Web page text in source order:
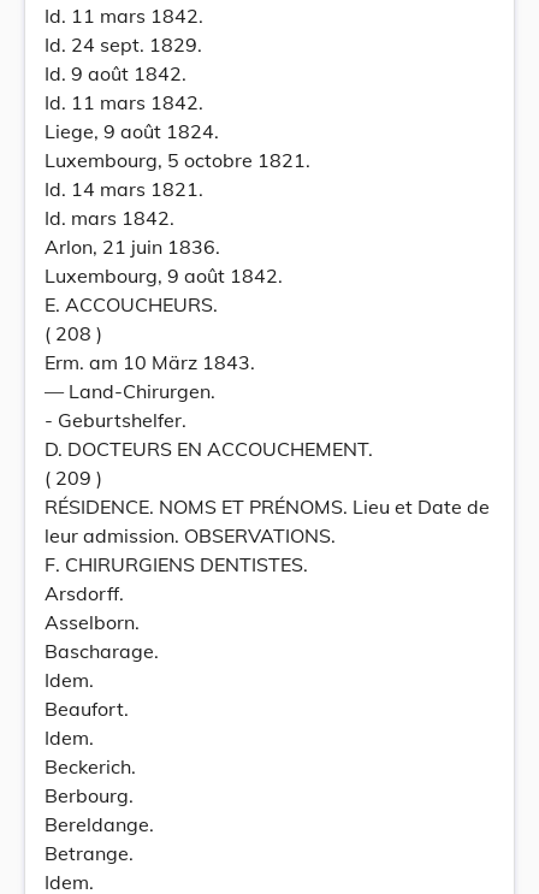
Id. 11 mars 1842.
Id. 24 sept. 1829.
Id. 9 août 1842.
Id. 11 mars 1842.
Liege, 9 août 1824.
Luxembourg, 5 octobre 1821.
Id. 14 mars 1821.
Id. mars 1842.
Arlon, 21 juin 1836.
Luxembourg, 9 août 1842.
E. ACCOUCHEURS.
( 208 )
Erm. am 10 März 1843.
— Land-Chirurgen.
- Geburtshelfer.
D. DOCTEURS EN ACCOUCHEMENT.
( 209 )
RÉSIDENCE. NOMS ET PRÉNOMS. Lieu et Date de
leur admission. OBSERVATIONS.
F. CHIRURGIENS DENTISTES.
Arsdorff.
Asselborn.
Bascharage.
Idem.
Beaufort.
Idem.
Beckerich.
Berbourg.
Bereldange.
Betrange.
Idem.